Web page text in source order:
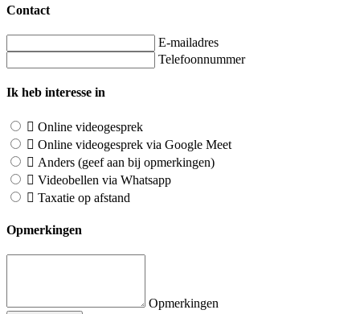
Contact
E-mailadres
Telefoonnummer
Ik heb interesse in
Online videogesprek
Online videogesprek via Google Meet
Anders (geef aan bij opmerkingen)
Videobellen via Whatsapp
Taxatie op afstand
Opmerkingen
Opmerkingen